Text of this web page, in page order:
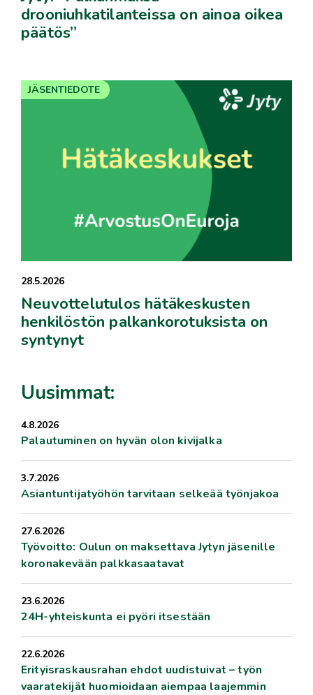
drooniuhkatilanteissa on ainoa oikea
päätös”
28.5.2026
Neuvottelutulos hätäkeskusten
henkilöstön palkankorotuksista on
syntynyt
JÄSENTIEDOTE
Uusimmat:
4.8.2026
Palautuminen on hyvän olon kivijalka
3.7.2026
Asiantuntijatyöhön tarvitaan selkeää työnjakoa
27.6.2026
Työvoitto: Oulun on maksettava Jytyn jäsenille
koronakevään palkkasaatavat
23.6.2026
24H-yhteiskunta ei pyöri itsestään
22.6.2026
Erityisraskausrahan ehdot uudistuivat – työn
vaaratekijät huomioidaan aiempaa laajemmin